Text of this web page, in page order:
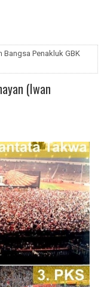
Bangsa Penakluk GBK
(Iwan